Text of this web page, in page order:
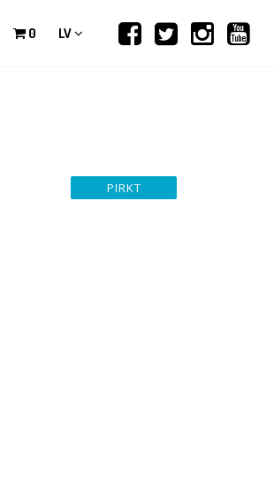
0 LV